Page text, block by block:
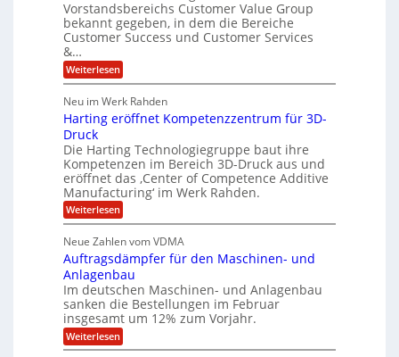
a
H
u
b
e
ä
l
t
6
5
M
i
l
l
i
o
n
e
n
P
S
l
e
s
E
g
i
n
e
e
r
i
n
g
f
ü
r
S
t
e
l
a
r
i
n
V
r
s
i
o
n
3
.
2
n
e
G
o
u
p
ü
b
e
n
i
m
m
t
A
p
s
o
l
u
t
Vorstandsbereichs Customer Value Group
bekannt gegeben, in dem die Bereiche
Customer Success und Customer Services
&…
Weiterlesen:
T
o
m
S
a
u
e
r
e
s
i
w
i
r
d
C
h
Neu im Werk Rahden
Harting eröffnet Kompetenzzentrum für 3D-
Druck
Die Harting Technologiegruppe baut ihre
Kompetenzen im Bereich 3D-Druck aus und
eröffnet das ‚Center of Competence Additive
Manufacturing‘ im Werk Rahden.
Weiterlesen:
H
r
t
i
n
g
e
r
ö
f
Neue Zahlen vom VDMA
Auftragsdämpfer für den Maschinen- und
Anlagenbau
Im deutschen Maschinen- und Anlagenbau
sanken die Bestellungen im Februar
insgesamt um 12% zum Vorjahr.
Weiterlesen:
A